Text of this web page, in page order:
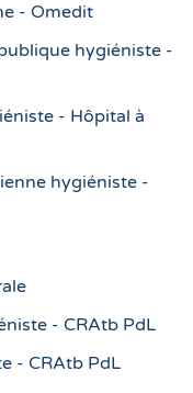
- Omedit
hygiéniste -
- Hôpital à
hygiéniste -
- CRAtb PdL
- CRAtb PdL